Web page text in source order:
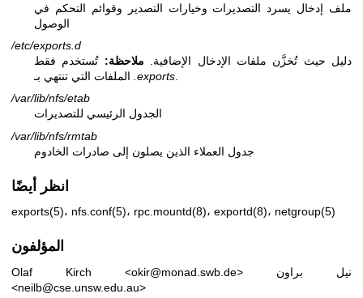
ملف إدخال يسرد التصديرات وخيارات التصدير وقوائم التحكم في
الوصول
/etc/exports.d
دليل حيث تُخزَّن ملفات الإدخال الإضافية. ملاحظة: تُستخدم فقط
.exports
/var/lib/nfs/etab
الجدول الرئيسي للتصديرات
/var/lib/nfs/rmtab
جدول العملاء الذين يصلون إلى صادرات الخادوم
انظر أيضًا
exports(5)، nfs.conf(5)، rpc.mountd(8)، exportd(8)، netgroup(5)
المؤلفون
Olaf Kirch <okir@monad.swb.de> نيل براون
<neilb@cse.unsw.edu.au>